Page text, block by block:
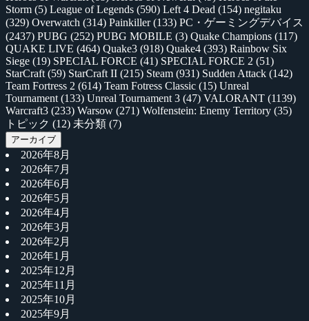
Storm (5) League of Legends (590) Left 4 Dead (154) negitaku
(329) Overwatch (314) Painkiller(133) PC・ゲーミングデバイス
(2437) PUBG (252) PUBG MOBILE (3) Quake Champions (117)
QUAKE LIVE (464) Quake3 (918) Quake4 (393) Rainbow Six
Siege (19) SPECIAL FORCE (41) SPECIAL FORCE 2 (51)
StarCraft (59) StarCraft II (215) Steam (931) Sudden Attack (142)
Team Fortress 2 (614) Team Fotress Classic (15) Unreal
Tournament (133) Unreal Tournament 3 (47) VALORANT (1139)
Warcraft3 (233) Warsow (271) Wolfenstein: Enemy Territory (35)
トピック (12) 未分類 (7)
アーカイブ
2026年8月
2026年7月
2026年6月
2026年5月
2026年4月
2026年3月
2026年2月
2026年1月
2025年12月
2025年11月
2025年10月
2025年9月